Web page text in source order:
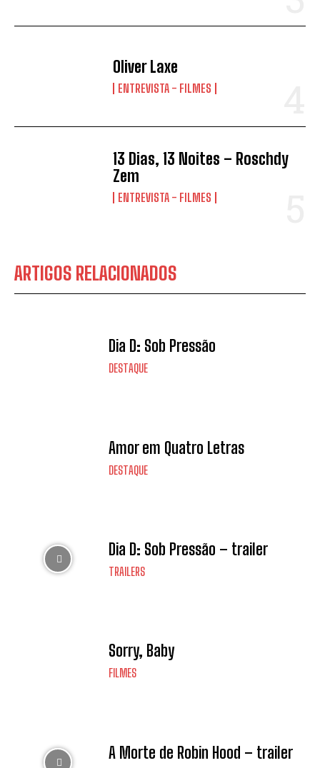
Oliver Laxe
ENTREVISTA - FILMES
13 Dias, 13 Noites – Roschdy
Zem
ENTREVISTA - FILMES
ARTIGOS RELACIONADOS
Dia D: Sob Pressão
DESTAQUE
Amor em Quatro Letras
DESTAQUE
Dia D: Sob Pressão – trailer
TRAILERS
Sorry, Baby
FILMES
A Morte de Robin Hood – trailer